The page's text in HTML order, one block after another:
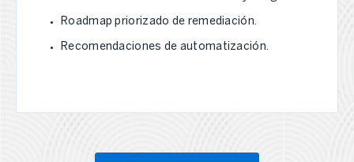
Roadmap priorizado de remediación.
Recomendaciones de automatización.